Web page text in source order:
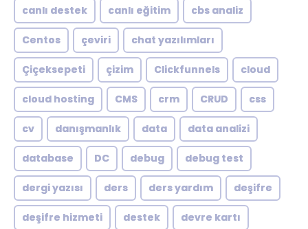
canlı destek canlı eğitim cbs analiz
Centos çeviri chat yazılımları
Çiçeksepeti çizim Clickfunnels cloud
cloud hosting CMS crm CRUD css
cv danışmanlık data data analizi
database DC debug debug test
dergi yazısı ders ders yardım deşifre
deşifre hizmeti destek devre kartı